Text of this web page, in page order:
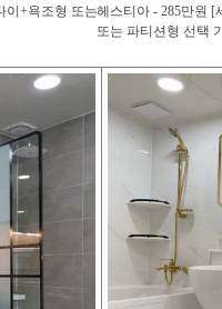
이+욕조형 또는헤스티아 - 285만원 [
또는 파티션형 선택